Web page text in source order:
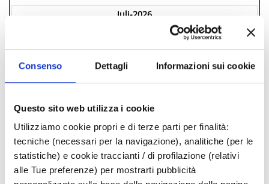
Consenso Dettagli Informazioni sui cookie
Questo sito web utilizza i cookie
Utilizziamo cookie propri e di terze parti per finalità:
tecniche (necessari per la navigazione), analitiche (per le
statistiche) e cookie traccianti / di profilazione (relativi
alle Tue preferenze) per mostrarti pubblicità
Juli-2026
Sam
29
30 01 02 03 04
05
06
07 08 09 10 11
12
13
14 15 16 17 18
19
03
04 05 07 09